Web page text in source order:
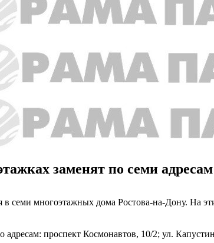
заменят по семи адресам
в семи многоэтажных дома Ростова-на-Дону. На
проспект Космонавтов, 10/2; ул.